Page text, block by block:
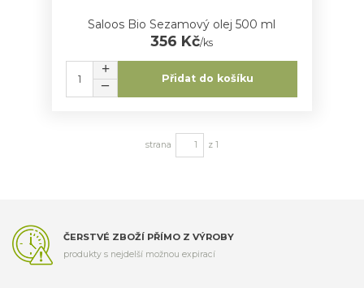
Saloos Bio Sezamový olej 500 ml
356 Kč/ks
Přidat do košíku
strana z 1
ČERSTVÉ ZBOŽÍ PŘÍMO Z VÝROBY
produkty s nejdelší možnou expirací